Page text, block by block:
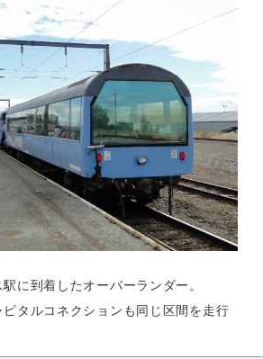
に到着したオーバーランダー。
ピタルコネクションも同じ区間を走行